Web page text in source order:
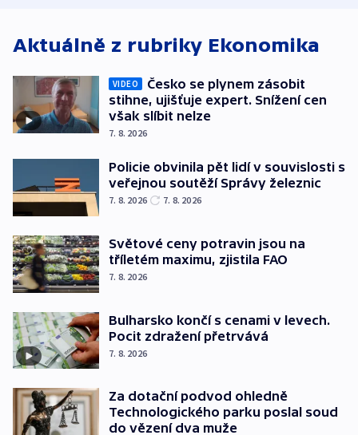
Aktuálně z rubriky Ekonomika
VIDEO
Česko se plynem zásobit
stihne, ujišťuje expert. Snížení cen
však slíbit nelze
7. 8. 2026
Policie obvinila pět lidí v souvislosti s
veřejnou soutěží Správy železnic
7. 8. 2026 7. 8. 2026
Světové ceny potravin jsou na
tříletém maximu, zjistila FAO
7. 8. 2026
Bulharsko končí s cenami v levech.
Pocit zdražení přetrvává
7. 8. 2026
Za dotační podvod ohledně
Technologického parku poslal soud
do vězení dva muže